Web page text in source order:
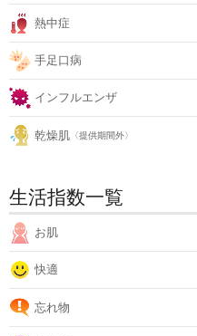
熱中症
手足口病
インフルエンザ
乾燥肌 〈提供期間外〉
生活指数一覧
お肌
快適
忘れ物